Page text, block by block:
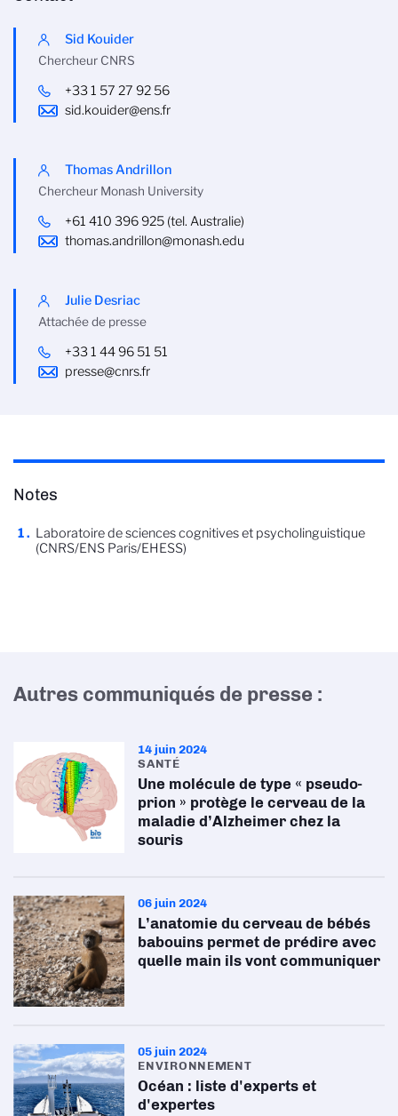
Sid Kouider
Chercheur CNRS
+33 1 57 27 92 56
sid.kouider@ens.fr
Thomas Andrillon
Chercheur Monash University
+61 410 396 925 (tel. Australie)
thomas.andrillon@monash.edu
Julie Desriac
Attachée de presse
+33 1 44 96 51 51
presse@cnrs.fr
Notes
Laboratoire de sciences cognitives et psycholinguistique
(CNRS/ENS Paris/EHESS)
Autres communiqués de presse :
14 juin 2024
SANTÉ
Une molécule de type « pseudo-
prion » protège le cerveau de la
maladie d’Alzheimer chez la
souris
06 juin 2024
L’anatomie du cerveau de bébés
babouins permet de prédire avec
quelle main ils vont communiquer
05 juin 2024
ENVIRONNEMENT
Océan : liste d'experts et
d'expertes